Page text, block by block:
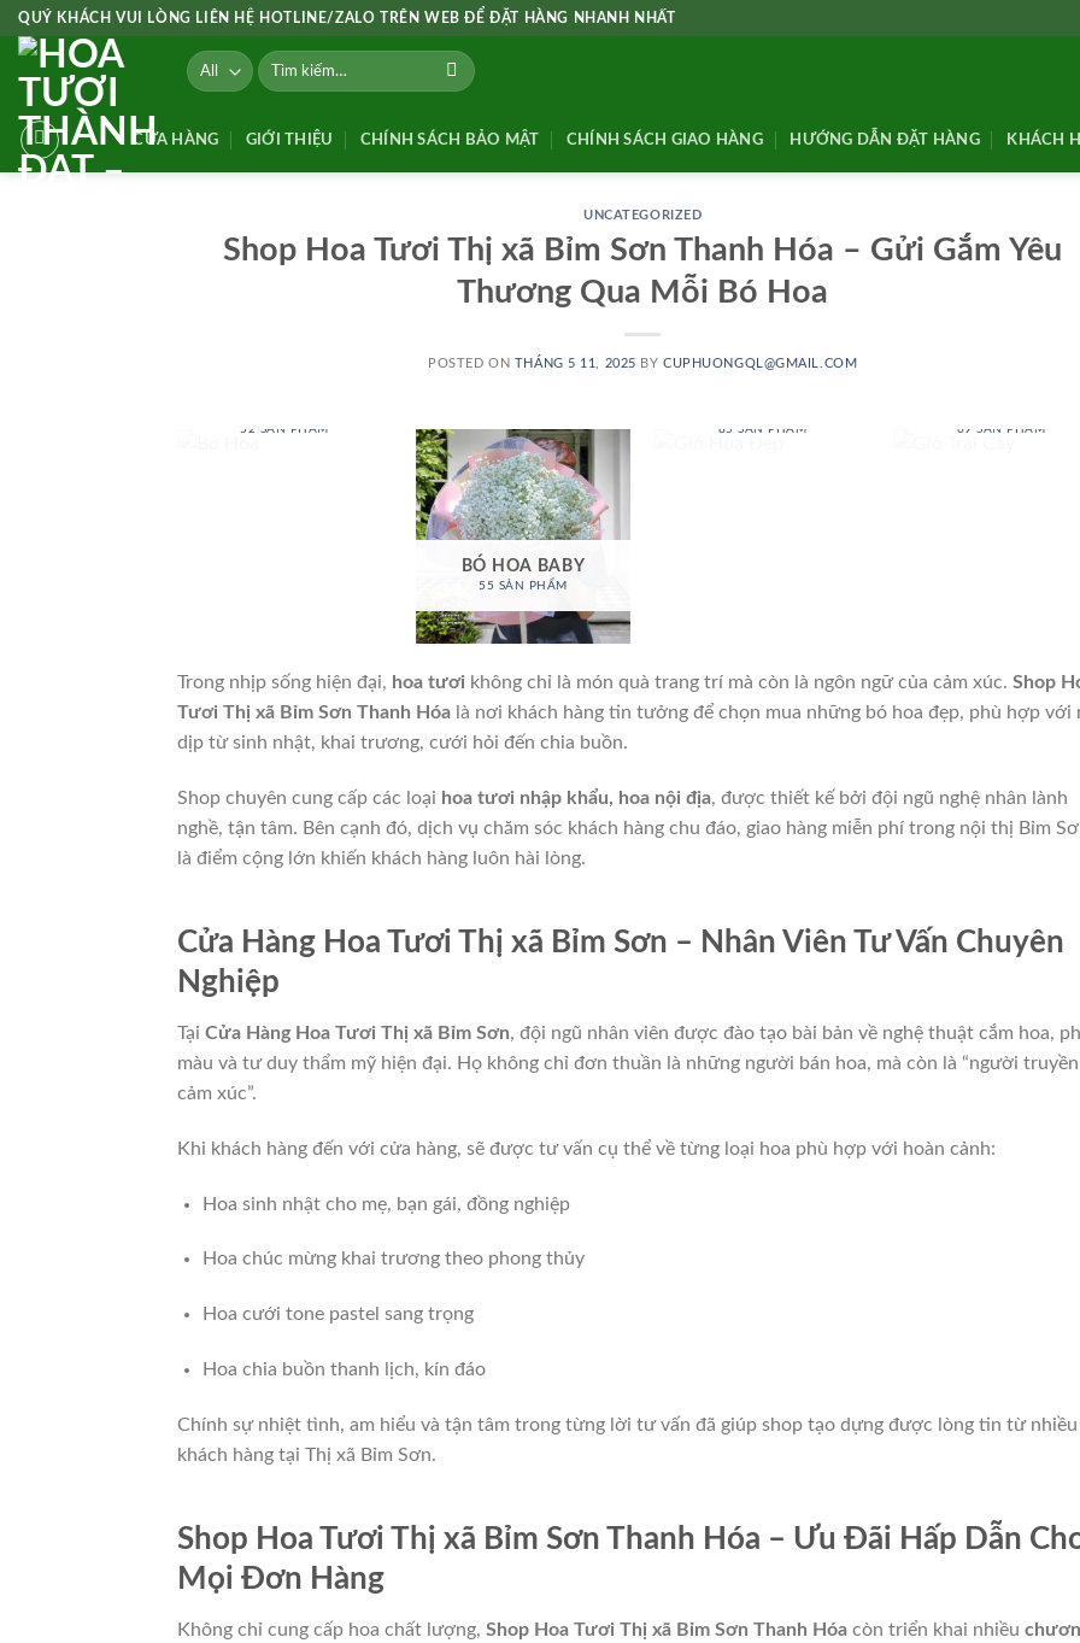
Skip
content
QUÝ KHÁCH VUI LÒNG LIÊN HỆ HOTLINE/ZALO TRÊN WEB ĐỂ ĐẶT HÀNG NHANH NHẤT
Tìm
kiếm:
CỬA HÀNG GIỚI THIỆU CHÍNH SÁCH BẢO MẬT CHÍNH SÁCH GIAO HÀNG HƯỚNG DẪN ĐẶT HÀNG KHÁCH
UNCATEGORIZED
Shop Hoa Tươi Thị xã Bỉm Sơn Thanh Hóa – Gửi Gắm Yêu
Thương Qua Mỗi Bó Hoa
POSTED ON THÁNG 5 11, 2025 BYCUPHUONGQL@GMAIL.COM
52 SẢN PHẨM
BÓ HOA BABY
55 SẢN PHẨM
85 SẢN PHẨM 69 SẢN PHẨM
Trong nhịp sống hiện đại, hoa tươi không chỉ là món quà trang trí mà còn là ngôn ngữ của cảm xúc. Shop
Tươi Thị xã Bỉm Sơn Thanh Hóa là nơi khách hàng tin tưởng để chọn mua những bó hoa đẹp, phù hợp với
dịp từ sinh nhật, khai trương, cưới hỏi đến chia buồn.
Shop chuyên cung cấp các loại hoa tươi nhập khẩu, hoa nội địa, được thiết kế bởi đội ngũ nghệ nhân lành
nghề, tận tâm. Bên cạnh đó, dịch vụ chăm sóc khách hàng chu đáo, giao hàng miễn phí trong nội thị Bỉm
là điểm cộng lớn khiến khách hàng luôn hài lòng.
Cửa Hàng Hoa Tươi Thị xã Bỉm Sơn – Nhân Viên Tư Vấn Chuyên
Nghiệp
Tại Cửa Hàng Hoa Tươi Thị xã Bỉm Sơn, đội ngũ nhân viên được đào tạo bài bản về nghệ thuật cắm hoa,
màu và tư duy thẩm mỹ hiện đại. Họ không chỉ đơn thuần là những người bán hoa, mà còn là “người
cảm xúc”.
Khi khách hàng đến với cửa hàng, sẽ được tư vấn cụ thể về từng loại hoa phù hợp với hoàn cảnh:
Hoa sinh nhật cho mẹ, bạn gái, đồng nghiệp
Hoa chúc mừng khai trương theo phong thủy
Hoa cưới tone pastel sang trọng
Hoa chia buồn thanh lịch, kín đáo
Chính sự nhiệt tình, am hiểu và tận tâm trong từng lời tư vấn đã giúp shop tạo dựng được lòng tin từ nhiều
khách hàng tại Thị xã Bỉm Sơn.
Shop Hoa Tươi Thị xã Bỉm Sơn Thanh Hóa – Ưu Đãi Hấp Dẫn
Mọi Đơn Hàng
Không chỉ cung cấp hoa chất lượng, Shop Hoa Tươi Thị xã Bỉm Sơn Thanh Hóa còn triển khai nhiều